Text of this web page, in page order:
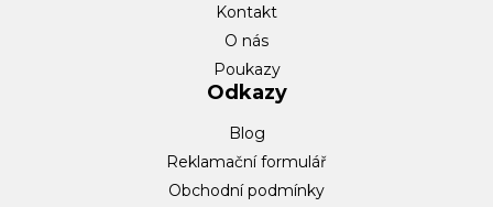
Kontakt
O nás
Poukazy
Odkazy
Blog
Reklamační formulář
Obchodní podmínky